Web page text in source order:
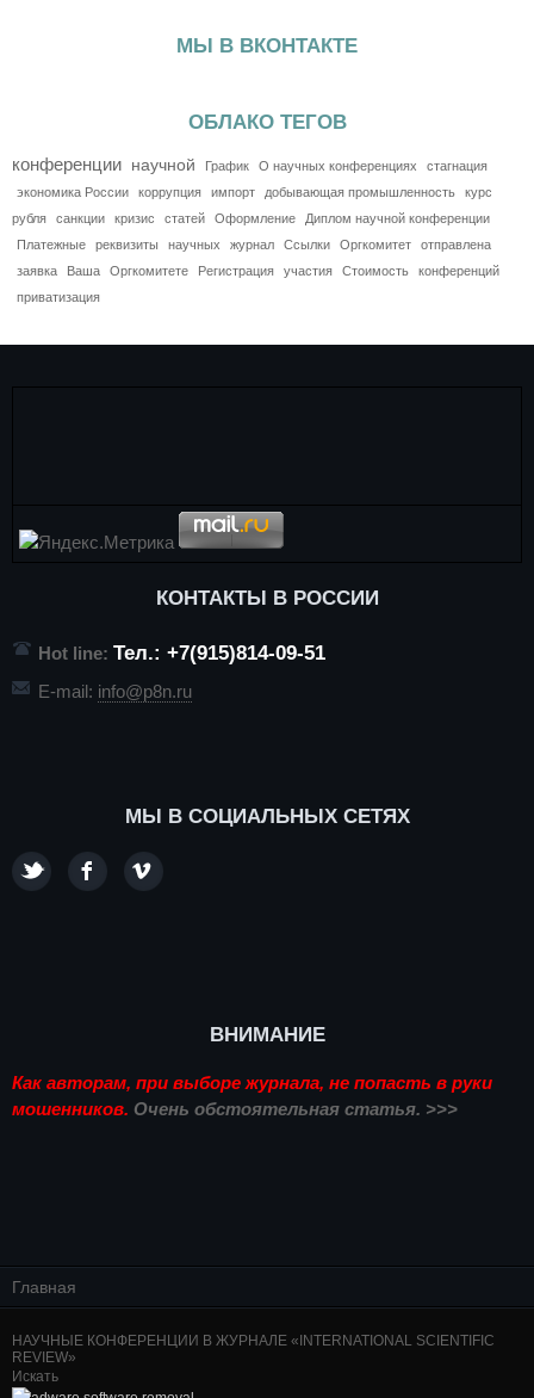
МЫ В ВКОНТАКТЕ
ОБЛАКО ТЕГОВ
конференции научной График О научных конференциях
стагнация
экономика России
коррупция импорт добывающая промышленность
курс
рубля
санкции кризис статей Оформление
Диплом научной конференции
Платежные
реквизиты научных журнал Ссылки Оргкомитет
отправлена
заявка
Ваша Оргкомитете Регистрация участия Стоимость
конференций
приватизация
КОНТАКТЫ В РОССИИ
Hot line: Тел.: +7(915)814-09-51
E-mail: info@p8n.ru
МЫ В СОЦИАЛЬНЫХ СЕТЯХ
ВНИМАНИЕ
Как авторам, при выборе журнала, не попасть в руки
мошенников. Очень обстоятельная статья. >>>
Главная
НАУЧНЫЕ КОНФЕРЕНЦИИ В ЖУРНАЛЕ «INTERNATIONAL SCIENTIFIC
REVIEW»
Искать